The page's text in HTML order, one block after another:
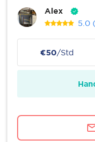
Alex
5.0
€50/Std